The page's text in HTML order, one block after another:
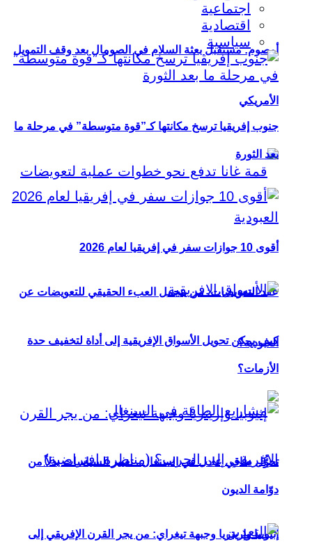
أوصوم: مستقبل بعثة السلام في الصومال بعد وقف التمويل
الأمريكي
عقد التعويضات: من يتحمل العبء الحقيقي للتعويضات عن
العبودية؟
إثيوبيا وإريتريا وجبهة تيغراي: من يجر القرن الإفريقي إلى
اجتماعية
اقتصادية
سياسية
جنوب إفريقيا ترسخ مكانتها كـ”قوة متوسطة” في مرحلة ما
بعد الثورة
أقوى 10 جوازات سفر في إفريقيا لعام 2026
كيف يمكن تحويل الأسواق الإفريقية إلى أداة لتخفيف حدة
الأزمات؟
تحوُّل طاقي عادل في السنغال.. تغيير السياسات بدلاً من
دوّامة الديون